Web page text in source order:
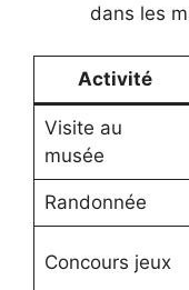
dans les
Activité
Visite au
musée
Randonnée
Concours jeux